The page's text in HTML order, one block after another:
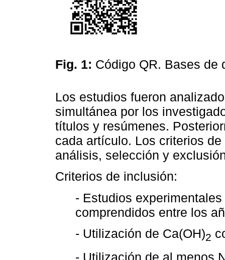
Fig. 1: Código QR. Bases
Los estudios fueron
simultánea por los
títulos y resúmenes.
cada artículo. Los criterios
análisis, selección y
Criterios de inclusión:
- Estudios
comprendidos entre los
- Utilización de Ca(OH)2
- Utilización de al menos